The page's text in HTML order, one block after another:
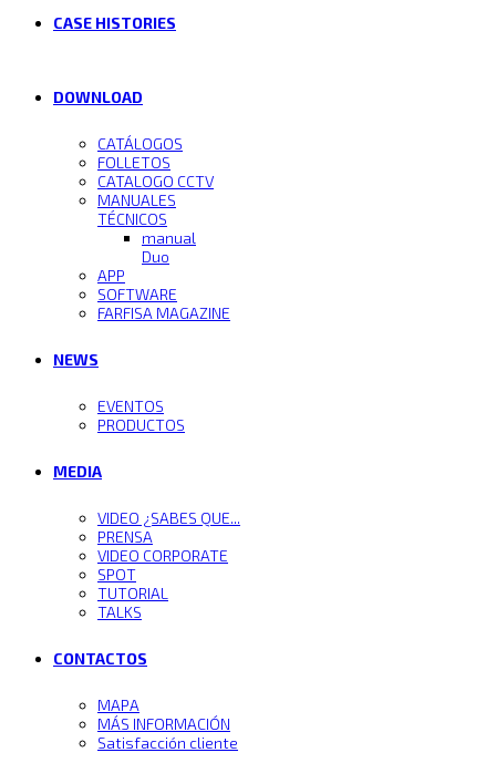
CASE HISTORIES
DOWNLOAD
CATÁLOGOS
FOLLETOS
CATALOGO CCTV
MANUALES
TÉCNICOS
manual
Duo
APP
SOFTWARE
FARFISA MAGAZINE
NEWS
EVENTOS
PRODUCTOS
MEDIA
VIDEO ¿SABES QUE...
PRENSA
VIDEO CORPORATE
SPOT
TUTORIAL
TALKS
CONTACTOS
MAPA
MÁS INFORMACIÓN
Satisfacción cliente